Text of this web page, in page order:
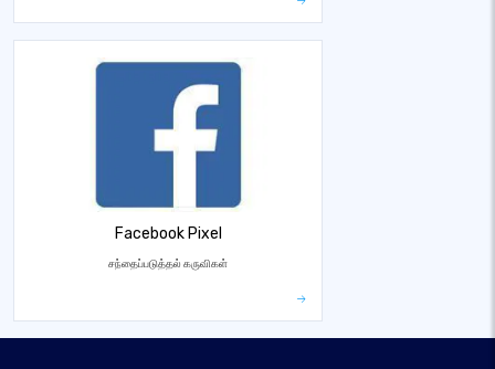
Facebook Pixel
சந்தைப்படுத்தல் கருவிகள்